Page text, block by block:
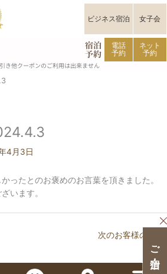
ビジネス宿泊 女子会
宿泊
予約
電話
予約
ネット
予約
き他クーポンのご利用は出来ません
4月3日
ったとのお褒めのお言葉を頂きました。
います。
次のお客様の声